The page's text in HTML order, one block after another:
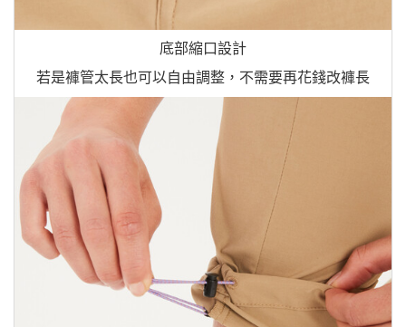
底部縮口設計
若是褲管太長也可以自由調整，不需要再花錢改褲長